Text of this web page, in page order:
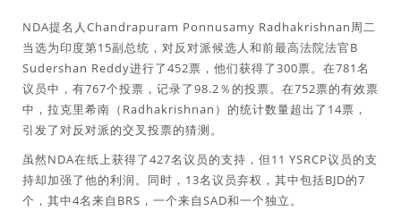
NDA提名人Chandrapuram Ponnusamy Radhakrishnan周二
当选为印度第15副总统，对反对派候选人和前最高法院法官B
Sudershan Reddy进行了452票，他们获得了300票。在781名
议员中，有767个投票，记录了98.2％的投票。在752票的有效票
中，拉克里希南（Radhakrishnan）的统计数量超出了14票，
引发了对反对派的交叉投票的猜测。
虽然NDA在纸上获得了427名议员的支持，但11 YSRCP议员的支
持却加强了他的利润。同时，13名议员弃权，其中包括BJD的7
个，其中4名来自BRS，一个来自SAD和一个独立。